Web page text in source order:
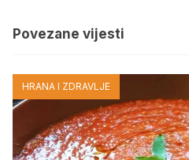
Povezane vijesti
HRANA I ZDRAVLJE